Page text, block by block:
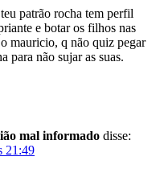
patrão rocha tem perfil
e botar os filhos nas
mauricio, q não quiz pegar
para não sujar as suas.
mal informado disse:
21:49